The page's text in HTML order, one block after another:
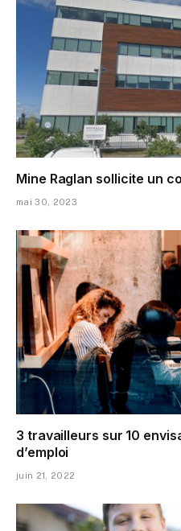
Mine Raglan sollicite un
mai 30, 2023
3 travailleurs sur 10
d’emploi
juin 21, 2022